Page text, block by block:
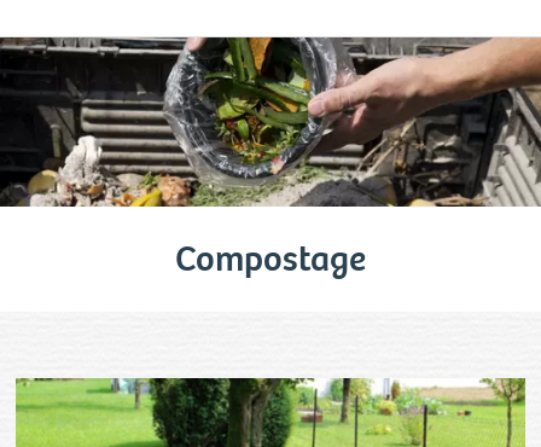
Compostage